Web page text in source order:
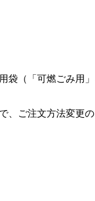
（「可燃ごみ用
ご注文方法変更